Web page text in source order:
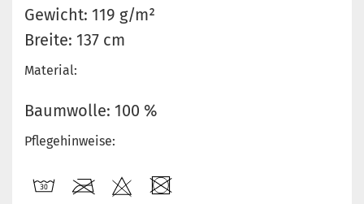
Gewicht: 119 g/m²
Breite: 137 cm
Material:
Baumwolle: 100 %
Pflegehinweise: